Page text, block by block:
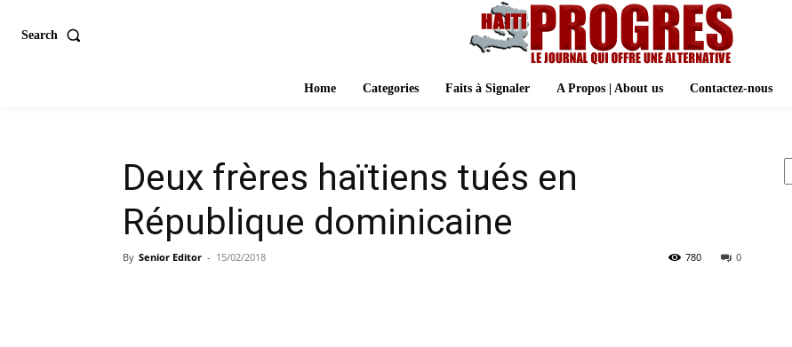
Search
Home Categories Faits à Signaler A Propos | About us Contactez-nous
Deux frères haïtiens tués en
République dominicaine
By Senior Editor - 15/02/2018 0
780